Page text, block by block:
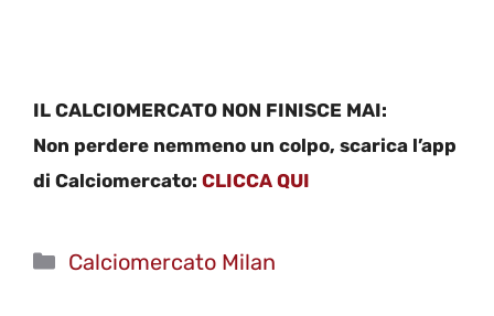
IL CALCIOMERCATO NON FINISCE MAI:
Non perdere nemmeno un colpo, scarica l’app
di Calciomercato: CLICCA QUI
Categorie
Calciomercato Milan